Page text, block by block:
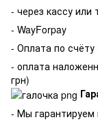
- через кассу
- WayForpay
- Оплата по счёту
- оплата
грн)
- Мы гарантируем